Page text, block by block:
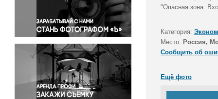
Правосудие
Происшествия и конфликты
Религия
Светская жизнь
Спорт
Экология
Экономика и бизнес
"Опасная зона.
Категория:
Место: Россия,
Сообщить об
Ещё фото